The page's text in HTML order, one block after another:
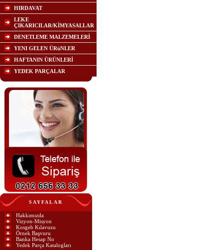
HIRDAVAT
LEKE
ÇIKARICILAR/KİMYASALLAR
DENETLEME MALZEMELERİ
YENI GELEN ÜRüNLER
HAFTANIN ÜRÜNLERİ
YEDEK PARÇALAR
SAYFALAR
Hakkımızda
Vizyon-Misyon
Kosgeb Kılavuzu
Örnek Başvuru
Banka Hesap No
Yedek Parça Katalogları